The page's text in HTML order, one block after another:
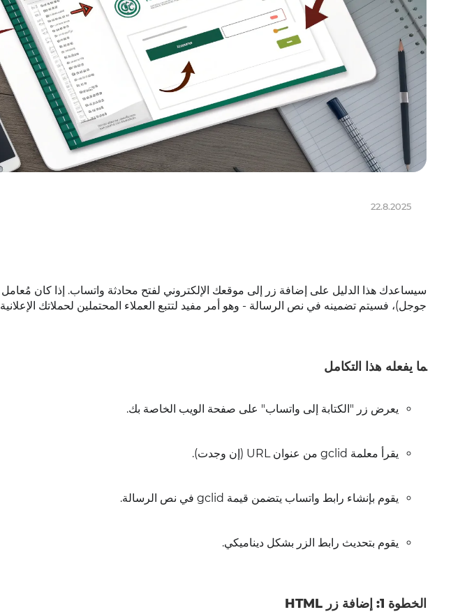
22.8.2025
جوجل)، فسيتم تضمينه في نص الرسالة - وهو أمر مفيد لتتبع العملاء المحتملين لحملاتك الإعلانية
ما يفعله هذا التكامل
يعرض زر "الكتابة إلى واتساب" على صفحة الويب الخاصة بك.
يقرأ معلمة gclid من عنوان URL (إن وجدت).
يقوم بإنشاء رابط واتساب يتضمن قيمة gclid في نص الرسالة.
يقوم بتحديث رابط الزر بشكل ديناميكي.
الخطوة 1: إضافة زر HTML